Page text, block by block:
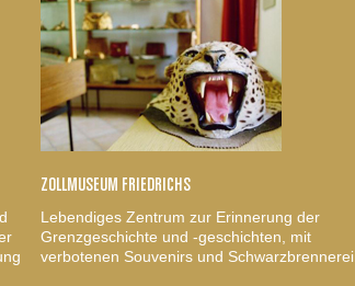
ZOLLMUSEUM FRIEDRICHS
Lebendiges Zentrum zur Erinnerung der
Grenzgeschichte und -geschichten, mit
verbotenen Souvenirs und Schwarzbrennerei.